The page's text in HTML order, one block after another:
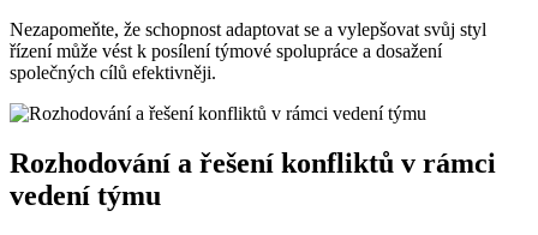
Nezapomeňte, že schopnost adaptovat se a vylepšovat svůj styl
řízení může vést k posílení týmové spolupráce a dosažení
společných cílů efektivněji.
Rozhodování a řešení konfliktů v rámci
vedení týmu